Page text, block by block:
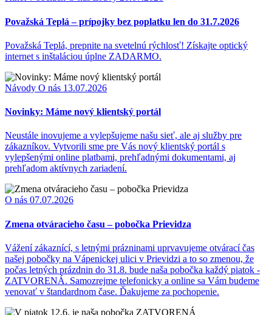
Považská Teplá – prípojky bez poplatku len do 31.7.2026
Považská Teplá, prepnite na svetelnú rýchlosť! Získajte optický
internet s inštaláciou úplne ZADARMO.
Návody O nás 13.07.2026
Novinky: Máme nový klientský portál
Neustále inovujeme a vylepšujeme našu sieť, ale aj služby pre
zákazníkov. Vytvorili sme pre Vás nový klientský portál s
vylepšenými online platbami, prehľadnými dokumentami, aj
prehľadom aktívnych zariadení.
O nás 07.07.2026
Zmena otváracieho času – pobočka Prievidza
Vážení zákaznící, s letnými prázninami uprvavujeme otvárací čas
našej pobočky na Vápenickej ulici v Prievidzi a to so zmenou, že
počas letných prázdnin do 31.8. bude naša pobočka každý piatok -
ZATVORENÁ. Samozrejme telefonicky a online sa Vám budeme
venovať v štandardnom čase. Ďakujeme za pochopenie.